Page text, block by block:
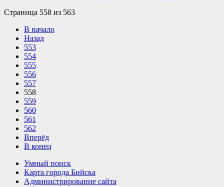
Страница 558 из 563
В начало
Назад
553
554
555
556
557
558
559
560
561
562
Вперёд
В конец
Умный поиск
Карта города Бийска
Администрирование сайта